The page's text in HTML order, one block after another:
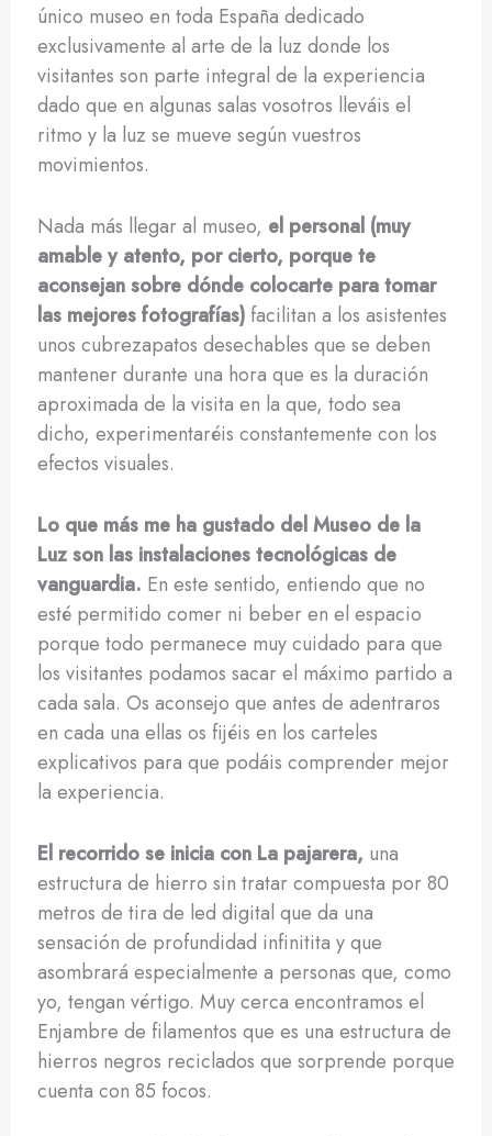
único museo en toda España dedicado
exclusivamente al arte de la luz donde los
visitantes son parte integral de la experiencia
dado que en algunas salas vosotros lleváis el
ritmo y la luz se mueve según vuestros
movimientos.
Nada más llegar al museo, el personal (muy
amable y atento, por cierto, porque te
aconsejan sobre dónde colocarte para tomar
las mejores fotografías) facilitan a los asistentes
unos cubrezapatos desechables que se deben
mantener durante una hora que es la duración
aproximada de la visita en la que, todo sea
dicho, experimentaréis constantemente con los
efectos visuales.
Lo que más me ha gustado del Museo de la
Luz son las instalaciones tecnológicas de
vanguardia. En este sentido, entiendo que no
esté permitido comer ni beber en el espacio
porque todo permanece muy cuidado para que
los visitantes podamos sacar el máximo partido a
cada sala. Os aconsejo que antes de adentraros
en cada una ellas os fijéis en los carteles
explicativos para que podáis comprender mejor
la experiencia.
El recorrido se inicia con La pajarera, una
estructura de hierro sin tratar compuesta por 80
metros de tira de led digital que da una
sensación de profundidad infinitita y que
asombrará especialmente a personas que, como
yo, tengan vértigo. Muy cerca encontramos el
Enjambre de filamentos que es una estructura de
hierros negros reciclados que sorprende porque
cuenta con 85 focos.